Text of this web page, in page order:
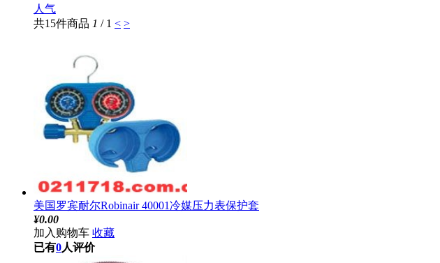
人气
共15件商品 1 / 1 < >
美国罗宾耐尔Robinair 40001冷媒压力表保护套
¥0.00
加入购物车 收藏
已有0人评价